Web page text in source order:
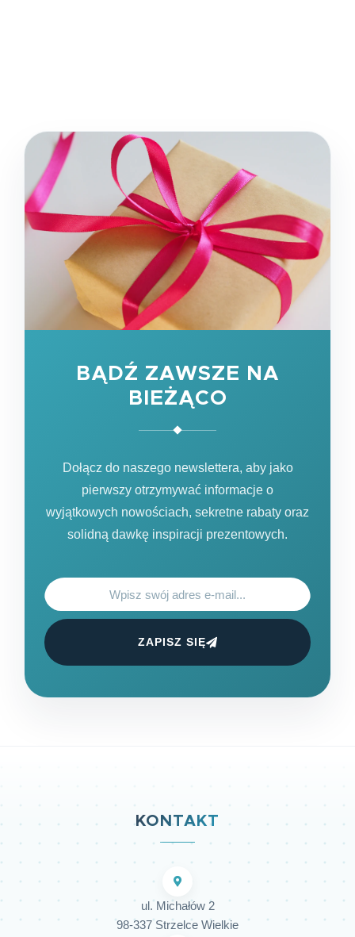
BĄDŹ ZAWSZE NA
BIEŻĄCO
Dołącz do naszego newslettera, aby jako
pierwszy otrzymywać informacje o
wyjątkowych nowościach, sekretne rabaty oraz
solidną dawkę inspiracji prezentowych.
ZAPISZ SIĘ
KONTAKT
ul. Michałów 2
98-337 Strzelce Wielkie